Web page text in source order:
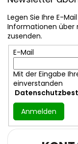
Legen Sie Ihre E-
Informationen über
zusenden.
E-Mail
Mit der Eingabe
einverstanden
Anmelden